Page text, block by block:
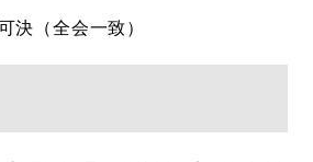
決（全会一致）